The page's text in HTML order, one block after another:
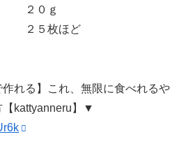
０ｇ
５枚ほど
れる】これ、無限に食べれるや
【kattyanneru】▼